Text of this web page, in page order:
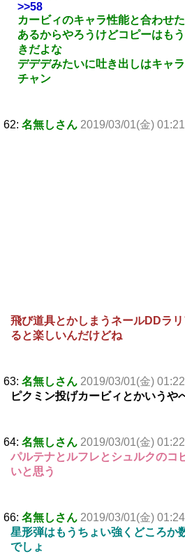
>>58
カービィのキャラ性能と合わせ
あるからやろうけどコピーはも
きだよな
デデデみたいに吐き出しはキャ
チャン
62: 名無しさん 2019/03/01(金)
飛び道具とかしまうネールDDラ
ると楽しいんだけどね
63: 名無しさん 2019/03/01(金)
ピクミン投げカービィとかいうや
64: 名無しさん 2019/03/01(金)
パルテナとルフレとシュルクのコ
いと思う
66: 名無しさん 2019/03/01(金)
星形弾はもうちょい強くどころか
でしょ